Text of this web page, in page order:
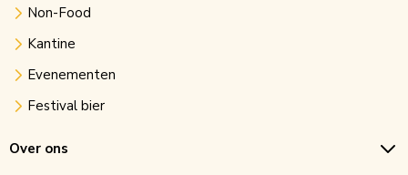
Non-Food
Kantine
Evenementen
Festival bier
Over ons